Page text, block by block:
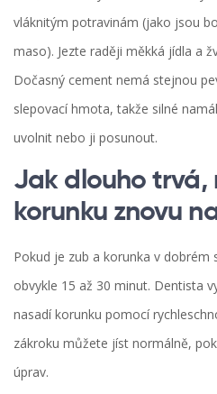
vláknitým potravinám (jako jsou
maso). Jezte raději měkká jídla a
Dočasný cement nemá stejnou
slepovací hmota, takže silné
uvolnit nebo ji posunout.
Jak dlouho trvá,
korunku znovu
Pokud je zub a korunka v dobrém
obvykle 15 až 30 minut. Dentista
nasadí korunku pomocí
zákroku můžete jíst normálně,
úprav.